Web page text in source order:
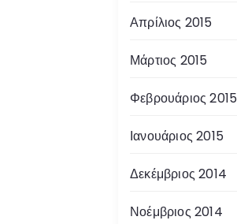
Απρίλιος 2015
Μάρτιος 2015
Φεβρουάριος 2015
Ιανουάριος 2015
Δεκέμβριος 2014
Νοέμβριος 2014